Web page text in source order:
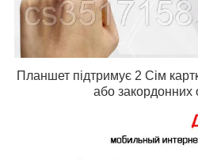
Планшет підтримує 2 Сім
або закордонних